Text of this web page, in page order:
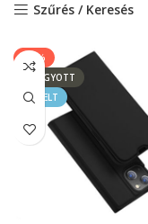
Szűrés / Keresés
-17%
ELFOGYOTT
KIEMELT